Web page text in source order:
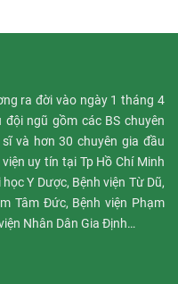
ra đời vào ngày 1 tháng 4
ngũ gồm các BS chuyên
và hơn 30 chuyên gia đầu
uy tín tại Tp Hồ Chí Minh
Y Dược, Bệnh viện Từ Dũ,
Tâm Đức, Bệnh viện Phạm
Nhân Dân Gia Định…